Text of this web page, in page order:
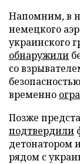
Напомним, в
немецкого
украинского
обнаружили
со
временно
Позже
подтвердили
детонатором
рядом с